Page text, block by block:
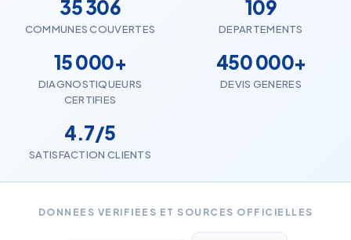
35 306
COMMUNES COUVERTES
109
DEPARTEMENTS
15 000+
DIAGNOSTIQUEURS
CERTIFIES
450 000+
DEVIS GENERES
4.7/5
SATISFACTION CLIENTS
DONNEES VERIFIEES ET SOURCES OFFICIELLES